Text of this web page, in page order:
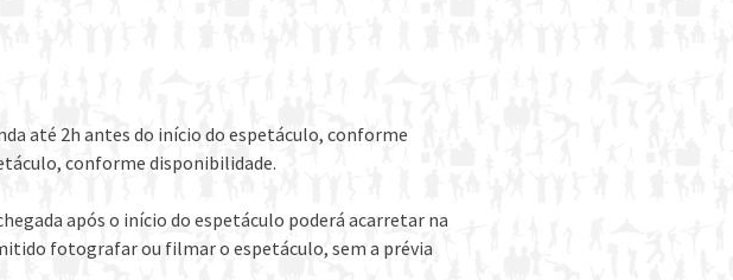
até 2h antes do início do espetáculo, conforme
conforme disponibilidade.
após o início do espetáculo poderá acarretar na
fotografar ou filmar o espetáculo, sem a prévia